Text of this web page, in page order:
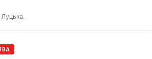
Луцька.